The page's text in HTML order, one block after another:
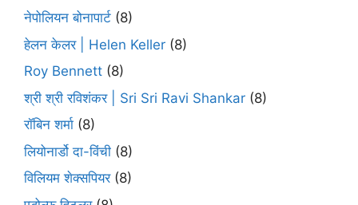
नेपोलियन बोनापार्ट (8)
हेलन केलर | Helen Keller (8)
Roy Bennett (8)
श्री श्री रविशंकर | Sri Sri Ravi Shankar (8)
रॉबिन शर्मा (8)
लियोनार्डो दा-विंची (8)
विलियम शेक्सपियर(8)